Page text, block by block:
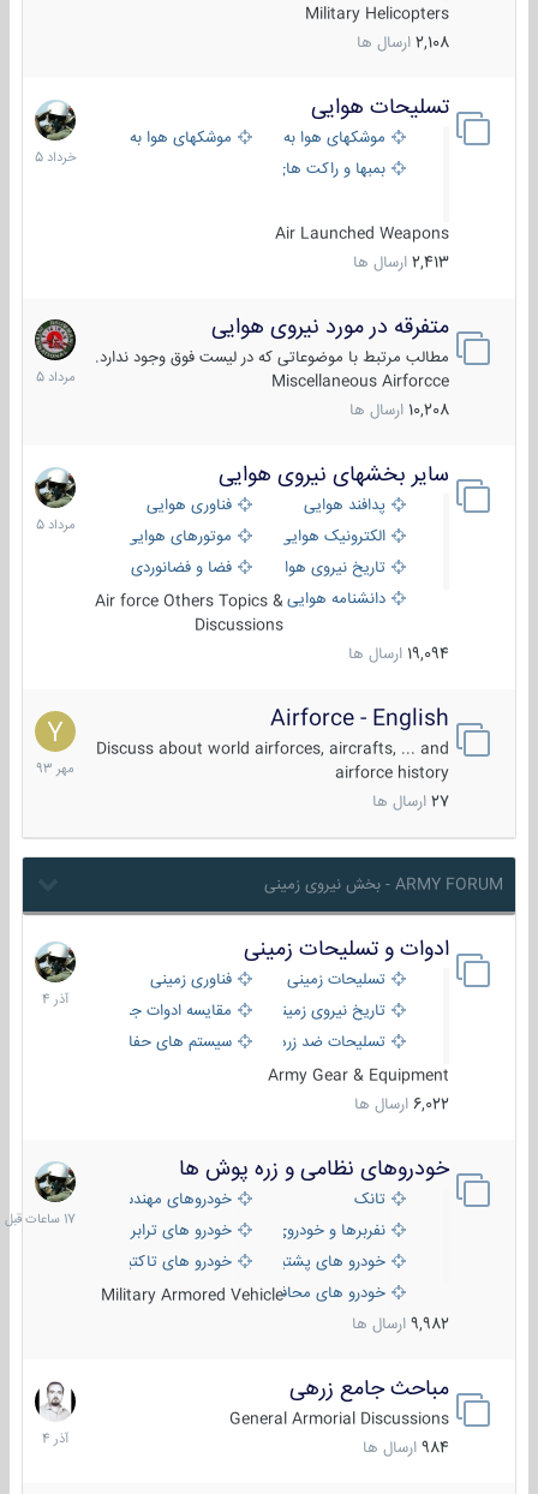
Military Helicopters
2,108 ارسال ها
تسلیحات هوایی
موشکهای هوا به هوا
موشکهای هوا به سطح
بمبها و راکت های هوایی
Air Launched Weapons
2,413 ارسال ها
30
خرداد
1405
متفرقه در مورد نیروی هوایی
مطالب مرتبط با موضوعاتی که در لیست فوق وجود ندارد.
Miscellaneous Airforcce
10,208 ارسال ها
7
مرداد
1405
سایر بخشهای نیروی هوایی
پدافند هوایی
فناوری هوایی
الکترونیک هوایی
موتورهای هوایی
تاریخ نیروی هوایی
فضا و فضانوردی
دانشنامه هواییAir force Others Topics &
Discussions
19,094 ارسال ها
2
مرداد
1405
Airforce - English
Discuss about world airforces, aircrafts, ... and
airforce history
27 ارسال ها
15
مهر
1393
ARMY FORUM - بخش نیروی زمینی
ادوات و تسلیحات زمینی
تسلیحات زمینی
فناوری زمینی
تاریخ نیروی زمینی
مقایسه ادوات جنگی
تسلیحات ضد زره
سیستم های حفاظت فعال
Army Gear & Equipment
6,022 ارسال ها
21
آذر
1404
خودروهای نظامی و زره پوش ها
تانک
خودروهای مهندسی
نفربرها و خودروی های رزمی پیاده نظام
خودرو های ترابری نظامی
خودرو های پشتیبانی آتش ، شناسایی و ضد تانک
خودرو های تاکتیکی نظامی
خودرو های محافظت شدهMilitary Armored Vehicle
9,982 ارسال ها
17
ساعات
قبل
مباحث جامع زرهی
General Armorial Discussions
984 ارسال ها
7
آذر
1404